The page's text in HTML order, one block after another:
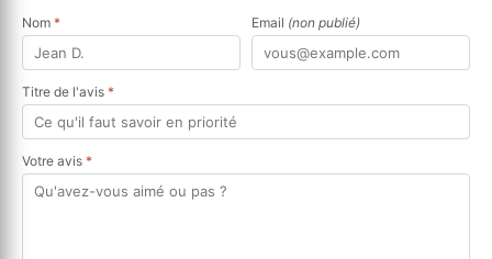
Nom * Email (non publié)
Titre de l'avis *
Votre avis *